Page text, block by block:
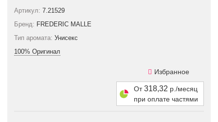
Артикул: 7.21529
Бренд: FREDERIC MALLE
Тип аромата: Унисекс
100% Оригинал
Избранное
От318,32 р./месяц
при оплате частями